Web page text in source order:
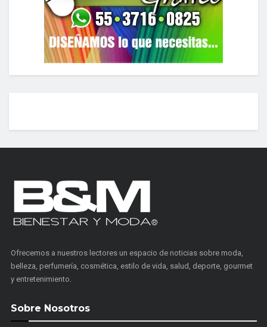
Ofrecemos a nuestros lectores un espacio de noticias sobre moda,
belleza, perfumería, cosmética, estilo de vida, salud, deporte, gourmet
y entretenimiento.
Sobre Nosotros